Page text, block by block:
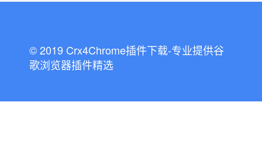
© 2019 Crx4Chrome插件下载-专业提供谷
歌浏览器插件精选